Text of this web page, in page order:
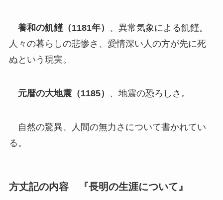
養和の飢饉（1181年）
、異常気象による飢饉。
人々の暮らしの悲惨さ、愛情深い人の方が先に死
ぬという現実。
元暦の大地震（1185） 、地震の恐ろしさ。
自然の驚異、人間の無力さについて書かれてい
る。
方丈記の内容 『長明の生涯について』